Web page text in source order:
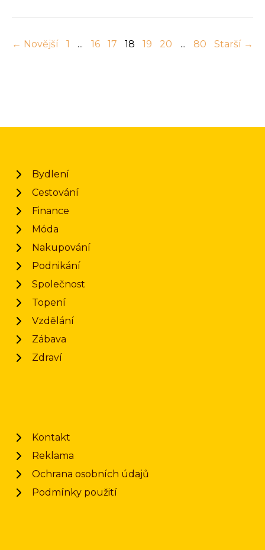
← Novější 1 ... 16 17 18 19 20 ... 80 Starší →
Bydlení
Cestování
Finance
Móda
Nakupování
Podnikání
Společnost
Topení
Vzdělání
Zábava
Zdraví
Kontakt
Reklama
Ochrana osobních údajů
Podmínky použití